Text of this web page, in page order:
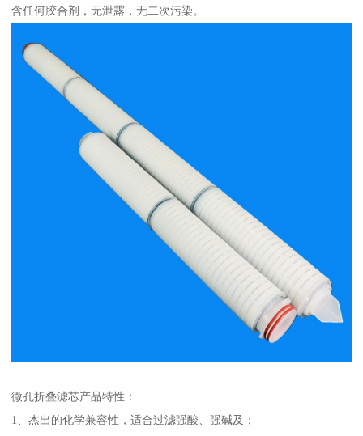
含任何胶合剂，无泄露，无二次污染。
微孔折叠滤芯产品特性：
1、杰出的化学兼容性，适合过滤强酸、强碱及；